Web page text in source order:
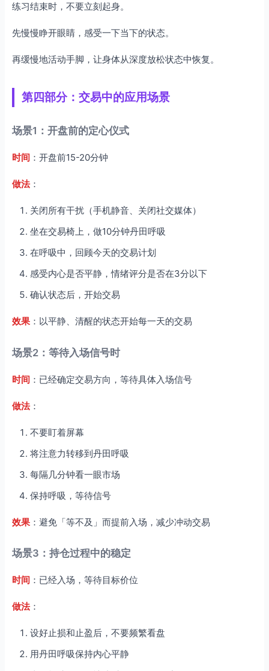
练习结束时，不要立刻起身。
先慢慢睁开眼睛，感受一下当下的状态。
再缓慢地活动手脚，让身体从深度放松状态中恢复。
第四部分：交易中的应用场景
场景1：开盘前的定心仪式
时间 ：开盘前15-20分钟
做法：
关闭所有干扰（手机静音、关闭社交媒体）
坐在交易椅上，做10分钟丹田呼吸
在呼吸中，回顾今天的交易计划
感受内心是否平静，情绪评分是否在3分以下
确认状态后，开始交易
效果 ：以平静、清醒的状态开始每一天的交易
场景2：等待入场信号时
时间 ：已经确定交易方向，等待具体入场信号
做法：
不要盯着屏幕
将注意力转移到丹田呼吸
每隔几分钟看一眼市场
保持呼吸，等待信号
效果 ：避免「等不及」而提前入场，减少冲动交易
场景3：持仓过程中的稳定
时间 ：已经入场，等待目标价位
做法：
设好止损和止盈后，不要频繁看盘
用丹田呼吸保持内心平静